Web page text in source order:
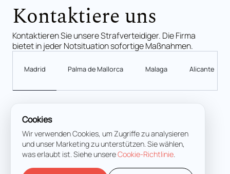
Kontaktiere uns
Kontaktieren Sie unsere Strafverteidiger. Die Firma
bietet in jeder Notsituation sofortige Maßnahmen.
Madrid Palma de Mallorca Malaga Alicante
Calle de Lagasca, 70, 4D, Salamanca, 28001 Madrid
+34 91 949 14 23
+34 663 967 354 (Telefon 24 Stunden im Notfall)
info@fukurolegal.com
Cookies
Wir verwenden Cookies, um Zugriffe zu analysieren
und unser Marketing zu unterstützen. Sie wählen,
was erlaubt ist. Siehe unsereCookie-Richtlinie.